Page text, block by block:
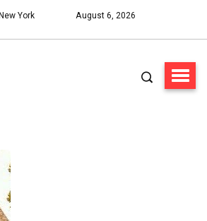
York August 6, 2026